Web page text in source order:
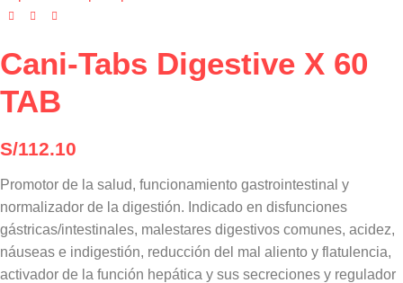
Cani-Tabs Digestive X 60
TAB
S/112.10
Promotor de la salud, funcionamiento gastrointestinal y
normalizador de la digestión. Indicado en disfunciones
gástricas/intestinales, malestares digestivos comunes, acidez,
náuseas e indigestión, reducción del mal aliento y flatulencia,
activador de la función hepática y sus secreciones y regulador